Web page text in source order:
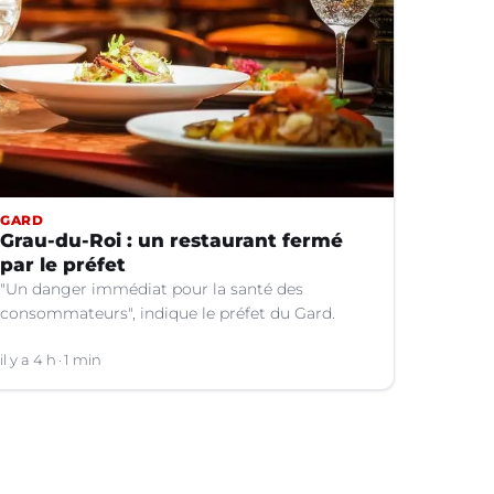
GARD
Grau-du-Roi : un restaurant fermé
par le préfet
"Un danger immédiat pour la santé des
consommateurs", indique le préfet du Gard.
il y a 4 h 1 min